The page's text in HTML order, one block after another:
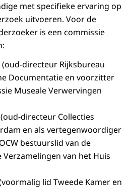
met specifieke ervaring op
uitvoeren. Voor de
is een commissie
(oud-directeur Rijksbureau
Documentatie en voorzitter
Museale Verwervingen
directeur Collecties
en als vertegenwoordiger
bestuurslid van de
van het Huis
lid Tweede Kamer en